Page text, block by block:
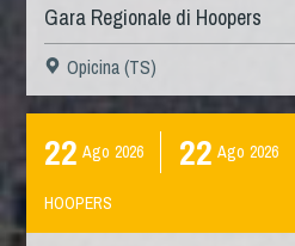
Gara Regionale di Hoopers
Opicina (TS)
22 Ago 2026 22 Ago 2026
HOOPERS